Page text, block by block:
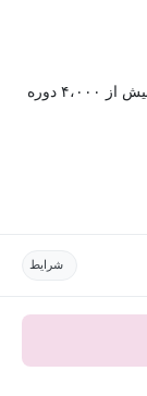
با خرید اشتراک مکتب‌پلاس، علاوه بر این دوره، به بیش از ۴،۰۰۰ دوره
شرایط